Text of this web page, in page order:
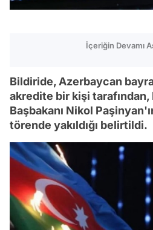
İçeriğin Devamı
Bildiride, Azerbaycan
akredite bir kişi tarafından,
Başbakanı Nikol
törende yakıldığı belirtildi.